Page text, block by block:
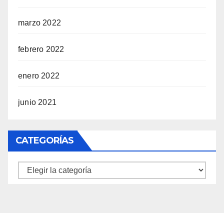
marzo 2022
febrero 2022
enero 2022
junio 2021
CATEGORÍAS
Categorías